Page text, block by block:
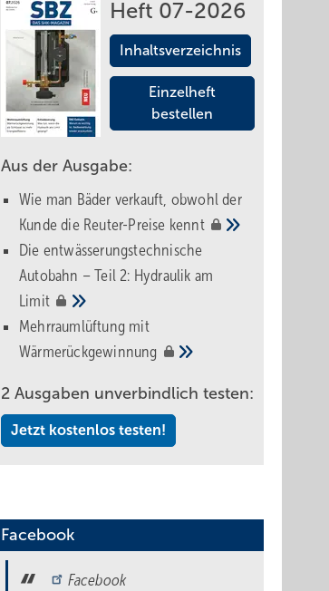
Heft 07-2026
Inhaltsverzeichnis
Einzelheft
bestellen
Aus der Ausgabe:
Wie man Bäder verkauft, obwohl der
Kunde die Reuter-Preise kennt
Die entwässerungstechnische
Autobahn – Teil 2: Hydraulik am
Limit
Mehrraumlüftung mit
Wärmerückgewinnung
2 Ausgaben unverbindlich testen:
Jetzt kostenlos testen!
Facebook
Facebook